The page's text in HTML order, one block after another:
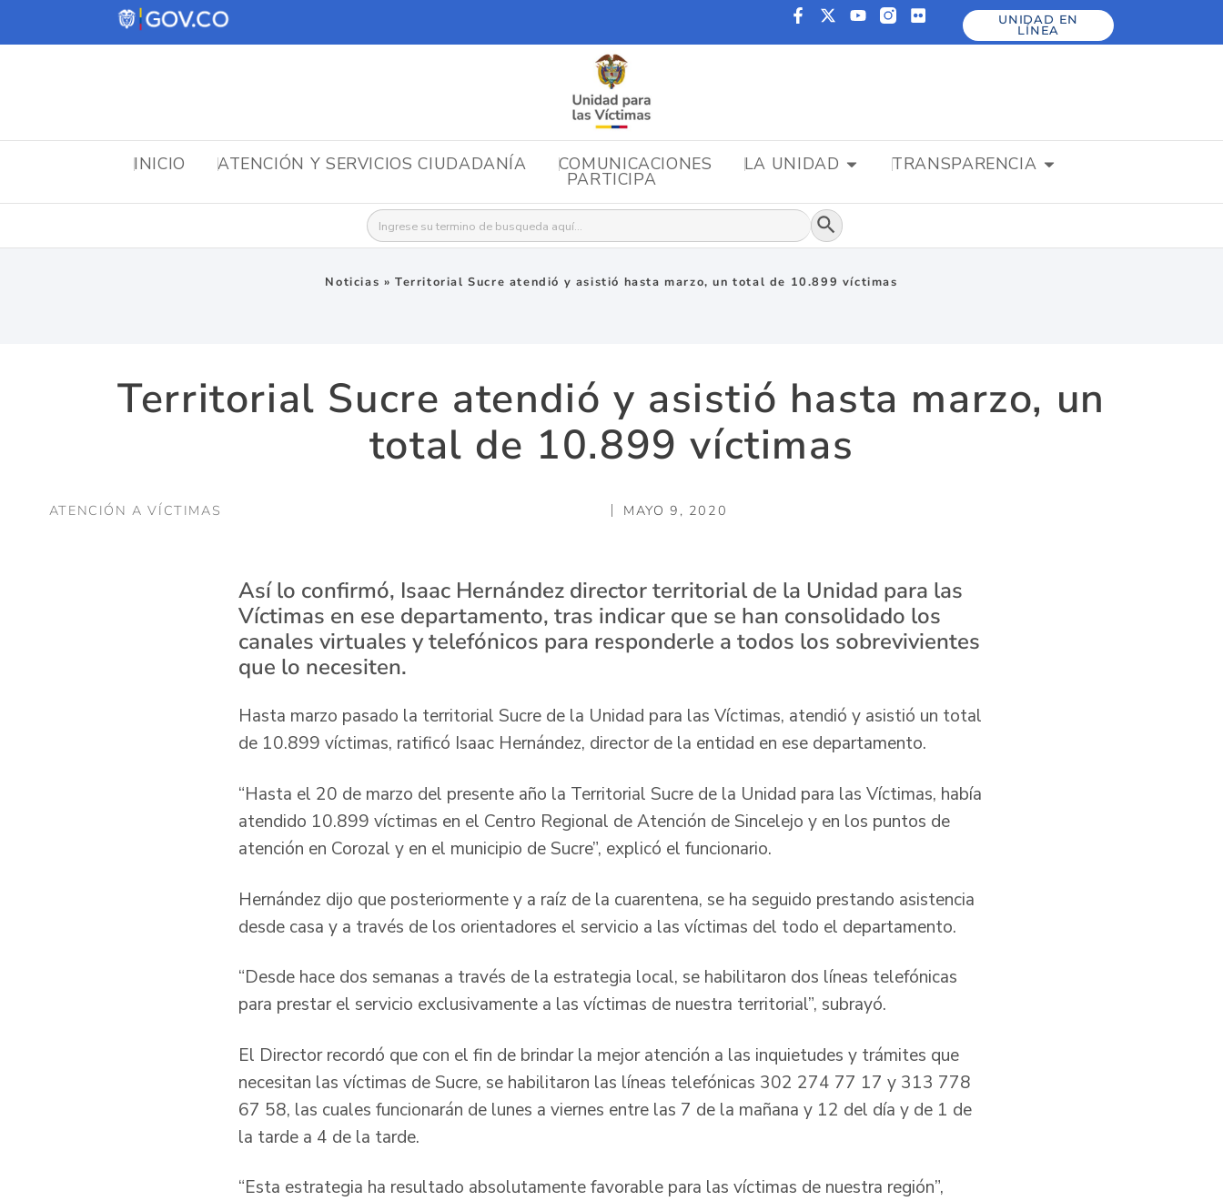
UNIDAD EN
LÍNEA
INICIO ATENCIÓN Y SERVICIOS CIUDADANÍA COMUNICACIONES LA UNIDAD TRANSPARENCIA
PARTICIPA
Buscar: Botón de búsqueda
Noticias » Territorial Sucre atendió y asistió hasta marzo, un total de 10.899 víctimas
Territorial Sucre atendió y asistió hasta marzo, un
total de 10.899 víctimas
ATENCIÓN A VÍCTIMAS MAYO 9, 2020
Así lo confirmó, Isaac Hernández director territorial de la Unidad para las
Víctimas en ese departamento, tras indicar que se han consolidado los
canales virtuales y telefónicos para responderle a todos los sobrevivientes
que lo necesiten.
Hasta marzo pasado la territorial Sucre de la Unidad para las Víctimas, atendió y asistió un total
de 10.899 víctimas, ratificó Isaac Hernández, director de la entidad en ese departamento.
“Hasta el 20 de marzo del presente año la Territorial Sucre de la Unidad para las Víctimas, había
atendido 10.899 víctimas en el Centro Regional de Atención de Sincelejo y en los puntos de
atención en Corozal y en el municipio de Sucre”, explicó el funcionario.
Hernández dijo que posteriormente y a raíz de la cuarentena, se ha seguido prestando asistencia
desde casa y a través de los orientadores el servicio a las víctimas del todo el departamento.
“Desde hace dos semanas a través de la estrategia local, se habilitaron dos líneas telefónicas
para prestar el servicio exclusivamente a las víctimas de nuestra territorial”, subrayó.
El Director recordó que con el fin de brindar la mejor atención a las inquietudes y trámites que
necesitan las víctimas de Sucre, se habilitaron las líneas telefónicas 302 274 77 17 y 313 778
67 58, las cuales funcionarán de lunes a viernes entre las 7 de la mañana y 12 del día y de 1 de
la tarde a 4 de la tarde.
“Esta estrategia ha resultado absolutamente favorable para las víctimas de nuestra región”,